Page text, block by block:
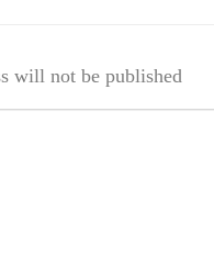
will not be published.